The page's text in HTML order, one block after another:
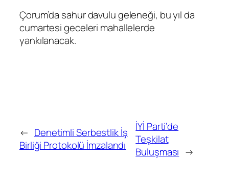
Çorum’da sahur davulu geleneği, bu yıl da
cumartesi geceleri mahallelerde
yankılanacak.
← Denetimli Serbestlik İş
Birliği Protokolü İmzalandı
İYİ Parti’de
Teşkilat
Buluşması →